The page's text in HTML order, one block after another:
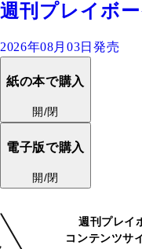
週刊プレイボ
2026年08月03日発売
紙の本で購入
開/閉
電子版で購入
開/閉
週刊プレイ
コンテンツサ